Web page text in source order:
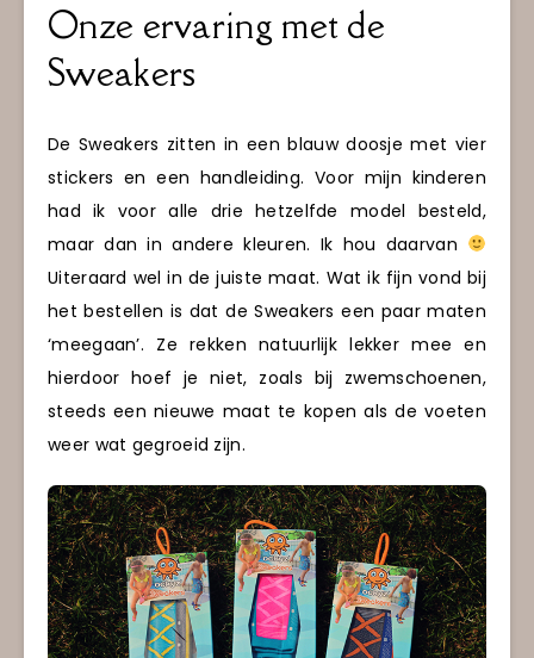
Onze ervaring met de
Sweakers
De Sweakers zitten in een blauw doosje met vier
stickers en een handleiding. Voor mijn kinderen
had ik voor alle drie hetzelfde model besteld,
maar dan in andere kleuren. Ik hou daarvan
Uiteraard wel in de juiste maat. Wat ik fijn vond bij
het bestellen is dat de Sweakers een paar maten
‘meegaan’. Ze rekken natuurlijk lekker mee en
hierdoor hoef je niet, zoals bij zwemschoenen,
steeds een nieuwe maat te kopen als de voeten
weer wat gegroeid zijn.